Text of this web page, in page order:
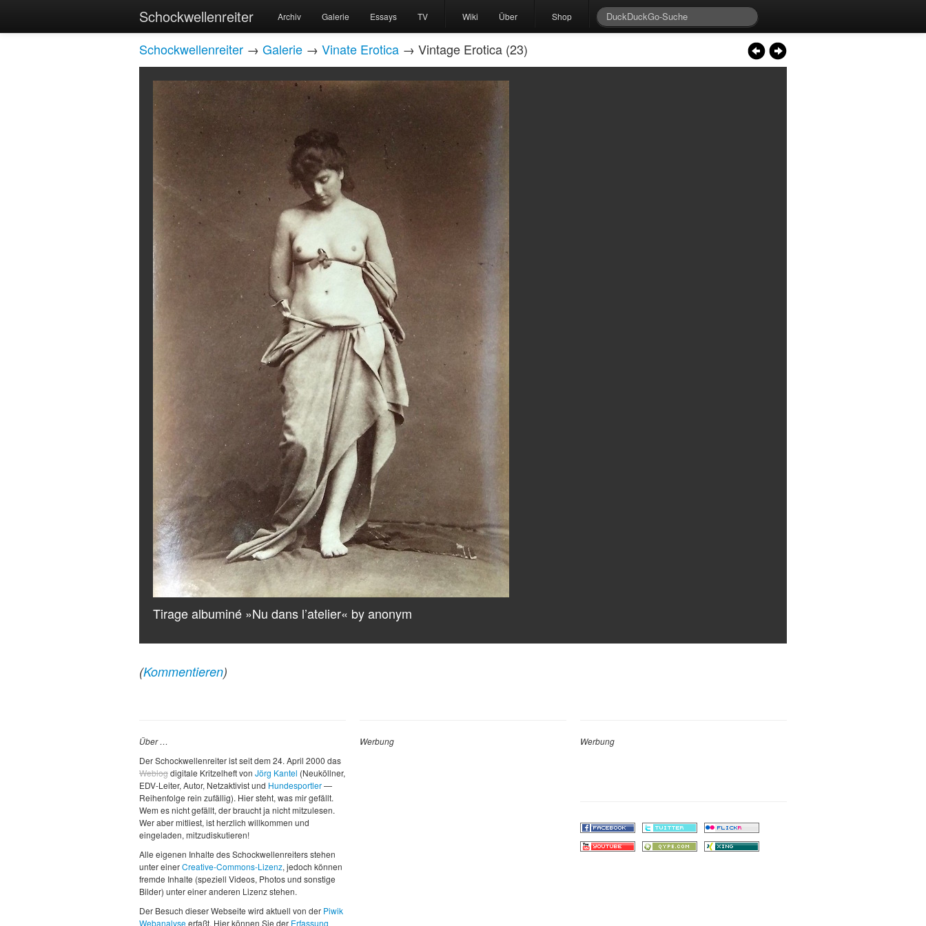
Schockwellenreiter Archiv Galerie Essays TV Wiki Über Shop
Schockwellenreiter → Galerie → Vinate Erotica → Vintage Erotica (23)
Tirage albuminé »Nu dans l’atelier« by anonym
(Kommentieren)
Über …
Der Schockwellenreiter ist seit dem 24. April 2000 das
Weblogdigitale Kritzelheft von Jörg Kantel (Neuköllner,
EDV-Leiter, Autor, Netzaktivist und Hundesportler—
Reihenfolge rein zufällig). Hier steht, was mir gefällt.
Wem es nicht gefällt, der braucht ja nicht mitzulesen.
Wer aber mitliest, ist herzlich willkommen und
eingeladen, mitzudiskutieren!
Alle eigenen Inhalte des Schockwellenreiters stehen
unter einerCreative-Commons-Lizenz, jedoch können
fremde Inhalte (speziell Videos, Photos und sonstige
Bilder) unter einer anderen Lizenz stehen.
Der Besuch dieser Webseite wird aktuell von der Piwik
Webanalyseerfaßt. Hier können Sie der Erfassung
Werbung Werbung